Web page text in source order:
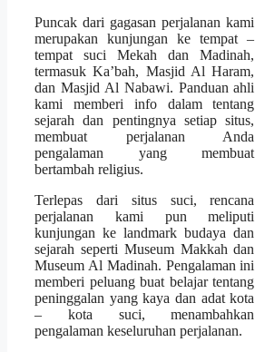
Puncak dari gagasan perjalanan kami
merupakan kunjungan ke tempat –
tempat suci Mekah dan Madinah,
termasuk Ka’bah, Masjid Al Haram,
dan Masjid Al Nabawi. Panduan ahli
kami memberi info dalam tentang
sejarah dan pentingnya setiap situs,
membuat perjalanan Anda
pengalaman yang membuat
bertambah religius.
Terlepas dari situs suci, rencana
perjalanan kami pun meliputi
kunjungan ke landmark budaya dan
sejarah seperti Museum Makkah dan
Museum Al Madinah. Pengalaman ini
memberi peluang buat belajar tentang
peninggalan yang kaya dan adat kota
– kota suci, menambahkan
pengalaman keseluruhan perjalanan.